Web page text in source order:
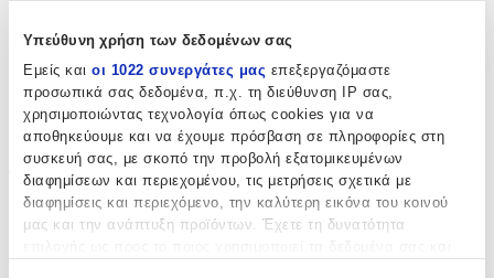
Υπεύθυνη χρήση των δεδομένων σας
Εμείς και οι 1022 συνεργάτες μας επεξεργαζόμαστε
προσωπικά σας δεδομένα, π.χ. τη διεύθυνση IP σας,
χρησιμοποιώντας τεχνολογία όπως cookies για να
αποθηκεύουμε και να έχουμε πρόσβαση σε πληροφορίες στη
συσκευή σας, με σκοπό την προβολή εξατομικευμένων
διαφημίσεων και περιεχομένου, τις μετρήσεις σχετικά με
διαφημίσεις και περιεχόμενο, την καλύτερη εικόνα του κοινού
μας και την ανάπτυξη προϊόντων. Έχετε τη δυνατότητα
Χαρακτηριστικά
με Κλειδαριά
Όχι
Τύπος:
Μπρελόκ